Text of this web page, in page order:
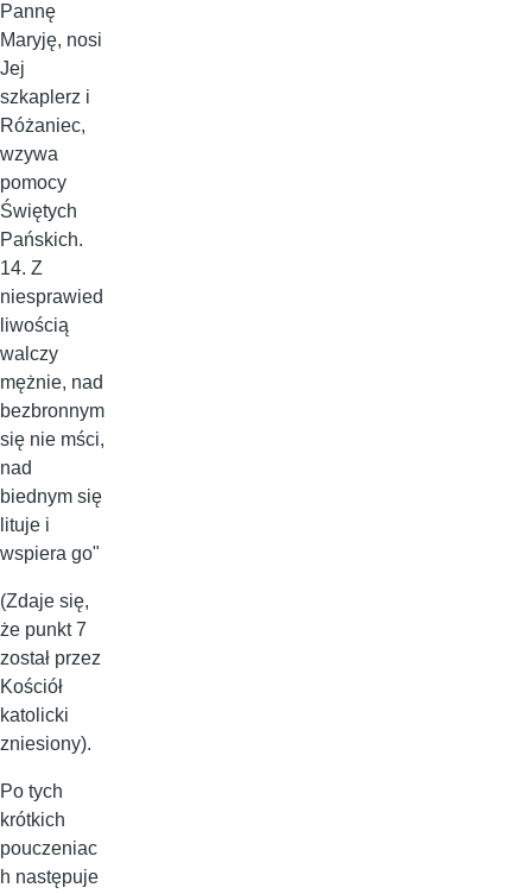
Pannę
Maryję, nosi
Jej
szkaplerz i
Różaniec,
wzywa
pomocy
Świętych
Pańskich.
14. Z
niesprawied
liwością
walczy
mężnie, nad
bezbronnym
się nie mści,
nad
biednym się
lituje i
wspiera go"
(Zdaje się,
że punkt 7
został przez
Kościół
katolicki
zniesiony).
Po tych
krótkich
pouczeniac
h następuje